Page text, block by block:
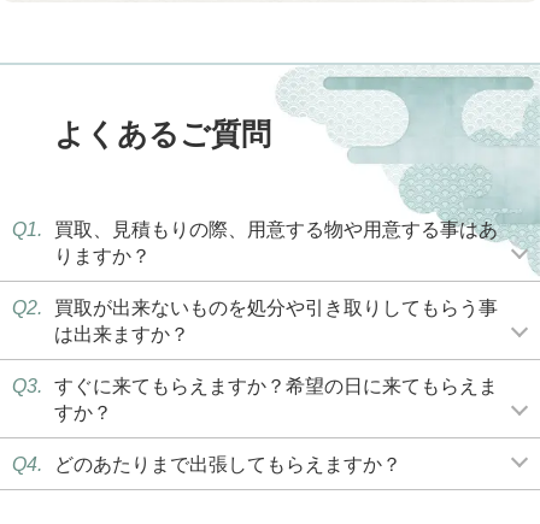
よくあるご質問
Q1.
買取、見積もりの際、用意する物や用意する事はあ
りますか？
Q2.
買取が出来ないものを処分や引き取りしてもらう事
は出来ますか？
Q3.
すぐに来てもらえますか？希望の日に来てもらえま
すか？
Q4. どのあたりまで出張してもらえますか？